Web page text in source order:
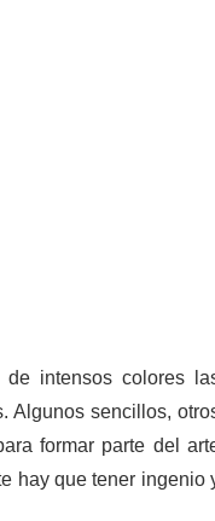
intensos colores
Algunos sencillos,
formar parte del
hay que tener ingenio